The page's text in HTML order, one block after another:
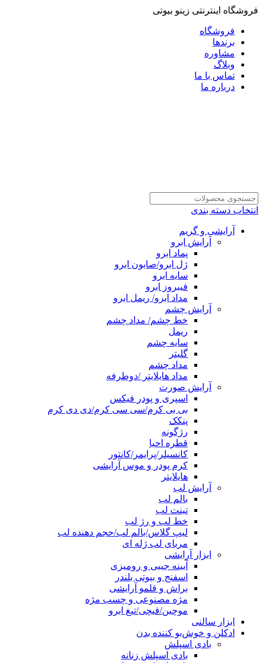
فروشگاه اینترنتی زینو بیوتی
فروشگاه
برندها
مشاوره
وبلاگ
تماس با ما
درباره ما
انتخاب دسته بندی
آرایشی و گریم
آرایش ابرو
پماد ابرو
ژل ابرو/صابون ابرو
سایه ابرو
فیبروز ابرو
مداد ابرو/ ریمل ابرو
آرایش چشم
خط چشم/ مداد چشم
ریمل
سایه چشم
گلیتر
مداد چشم
مداد هایلایتر /دوطرفه
آرایش صورت
اسپری و پودر فیکس
بی بی کرم/سی سی کرم/دی دی کرم
پنکک
رژگونه
قطره احیا
کانسیلر/پرایمر/کانتور
کرم پودر و موس آرایشی
هایلایتر
آرایش لب
بالم لب
تینت لب
خط لب و رژ لب
لیپ گلاس/بالم لب/حجم دهنده لب
مربای لب ژله ای
ابزار آرایشی
آیینه جیبی و رومیزی
اسفنج و بیوتی بلندر
براش و قلمو آرایشی
مژه مصنوعی و چسب مژه
موچین/قیچی/تیغ ابرو
ابزار سالنی
ادکلن و خوش‌بو کننده بدن
بادی اسپلش
بادی اسپلش زنانه